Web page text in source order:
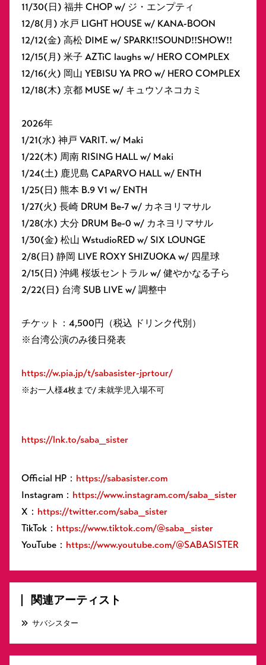
11/30(日) 福井 CHOP w/ ジ・エンプティ
12/8(月) 水戸 LIGHT HOUSE w/ KANA-BOON
12/12(金) 高松 DIME w/ SPARK!!SOUND!!SHOW!!
12/15(月) 米子 AZTiC laughs w/ HERO COMPLEX
12/16(火) 岡山 YEBISU YA PRO w/ HERO COMPLEX
12/18(木) 京都 MUSE w/ キュウソネコカミ
2026年
1/21(水) 神戸 VARIT. w/ Maki
1/22(木) 周南 RISING HALL w/ Maki
1/24(土) 鹿児島 CAPARVO HALL w/ ENTH
1/25(日) 熊本 B.9 V1 w/ ENTH
1/27(火) 長崎 DRUM Be-7 w/ カネヨリマサル
1/28(水) 大分 DRUM Be-0 w/ カネヨリマサル
1/30(金) 松山 WstudioRED w/ SIX LOUNGE
2/8(日) 静岡 LIVE ROXY SHIZUOKA w/ 四星球
2/15(日) 沖縄 桜坂セントラル w/ 健やかなる子ら
2/22(日) 台湾 SUB LIVE w/ 調整中
チケット：4,500円（税込 ドリンク代別）
※台湾公演のみ後日発表
https://w.pia.jp/t/sabasister-jprtour/
※お一人様4枚まで/ 未就学児入場不可​
https://lnk.to/saba_sister
Official HP： https://sabasister.com
Instagram： https://www.instagram.com/saba_sister
X： https://twitter.com/saba_sister
TikTok： https://www.tiktok.com/@saba_sister
YouTube： https://www.youtube.com/@SABASISTER
関連アーティスト
サバシスター